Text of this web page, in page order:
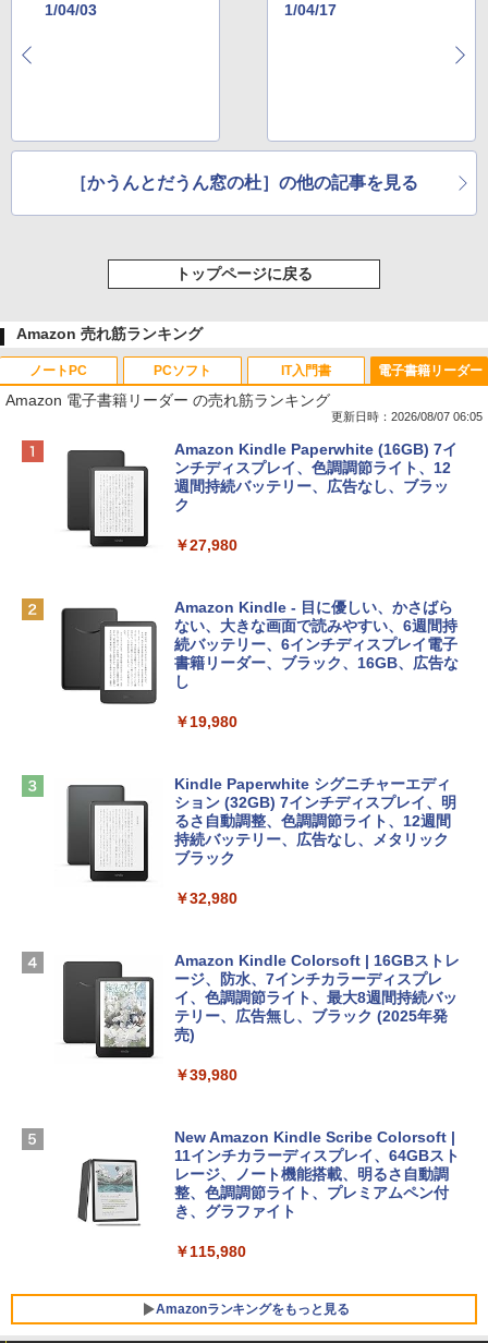
1/04/03
1/04/17
［かうんとだうん窓の杜］の他の記事を見る
トップページに戻る
Amazon 売れ筋ランキング
ノートPC
Apple 2026 MacBook Neo A18 Proチッ
プ搭載13インチノートブック：AIとAppl
e Intelligence、Liquid Retinaディスプ
レイ、8GBメモリ、512GB SSD、1080p
ィゴ + 3年延長 AppleCare+ for 13インチ
￥162,598
tomtoc 360°保護 15.6 16インチ パソコ
ンケース Dell NEC Lavie ASUS HP dyna
Apple 2026 MacBook Air M5チップ搭載
13インチノートブック：AIとApple Intell
igence、13.6インチLiquid Retinaディ
スプレイ、24GBユニファイドメモリ、1
ラ、Touch ID - ミッドナイト + 3年延長
￥347,600
【Amazon.co.jp限定】 HP ノートパソコ
SSD インテル Core 5
FMV ノートパソコン WE1-K3 (MS 365 P
ersonal/Copilotキー搭載/Win 11/15.6型/
Core i5/16GB/SSD 512GB/ホワイト) FM
PCソフト
Robloxギフトカード - 800 Robux 【限
定バーチャルアイテムを含む】 【オンラ
インゲームコード】 ロブロックス | オン
ラインコード版
￥1,300
Microsoft Office Home & Business 202
4(最新 永続版)|オンラインコード版|Wind
ows11、10/mac対応|PC2台
￥39,582
インゲームコード】 ロブロックス | オン
ラインコード版
￥3,200
Robloxギフトカード - 1000 Robux 【限
ラインコード版
￥1,600
ト): Java & Bedrock Edition | オンライ
￥3,600
IT入門書
生成AIパスポート公式テキスト 第４版
￥1,766
出す プロンプトの言葉 AI画像生成シリー
ズ (はぴーイラストLabo)
￥480
ClaudeCode いちばんやさしい 教科書:
にもKindle出版にも！ 非エンジニアのた
めのAIコーディング入門シリーズ
￥99
1冊ですべて身につくHTML & CSSとWe
￥2,326
FM TOWNS ハイパー・カタログ: 本体ハ
ェクトリストと最新エミュレータ紹介
電子書籍リーダー
Amazon 電子書籍リーダー の売れ筋ランキング
更新日時：2026/08/07 06:05
Amazon Kindle Paperwhite (16GB) 7イ
ンチディスプレイ、色調調節ライト、12
週間持続バッテリー、広告なし、ブラッ
ク
￥27,980
Amazon Kindle - 目に優しい、かさばら
ない、大きな画面で読みやすい、6週間持
続バッテリー、6インチディスプレイ電子
書籍リーダー、ブラック、16GB、広告な
し
￥19,980
Kindle Paperwhite シグニチャーエディ
ション (32GB) 7インチディスプレイ、明
るさ自動調整、色調調節ライト、12週間
持続バッテリー、広告なし、メタリック
ブラック
￥32,980
Amazon Kindle Colorsoft | 16GBストレ
ージ、防水、7インチカラーディスプレ
イ、色調調節ライト、最大8週間持続バッ
テリー、広告無し、ブラック (2025年発
売)
￥39,980
New Amazon Kindle Scribe Colorsoft |
11インチカラーディスプレイ、64GBスト
レージ、ノート機能搭載、明るさ自動調
整、色調調節ライト、プレミアムペン付
き、グラファイト
￥115,980
Amazonランキングをもっと見る